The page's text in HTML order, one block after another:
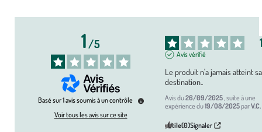
1/5
Basé sur1avis soumis à un contrôle
Voir tous les avis sur ce site
Avis vérifié
Le produit n'a jamais atteint sa
destination..
Avis du26/09/2025, suite à une
expérience du19/08/2025parV.C.
Utile(0)Signaler